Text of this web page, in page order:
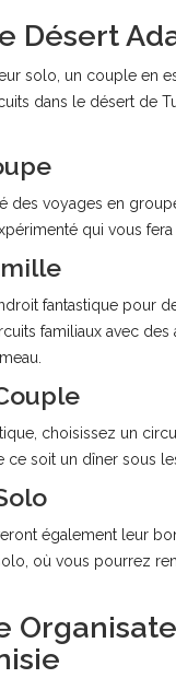
Désert
solo, un couple en
dans le désert de
des voyages en
qui vous
fantastique pour
familiaux avec des
choisissez un
ce soit un dîner sous
également leur
où vous pourrez